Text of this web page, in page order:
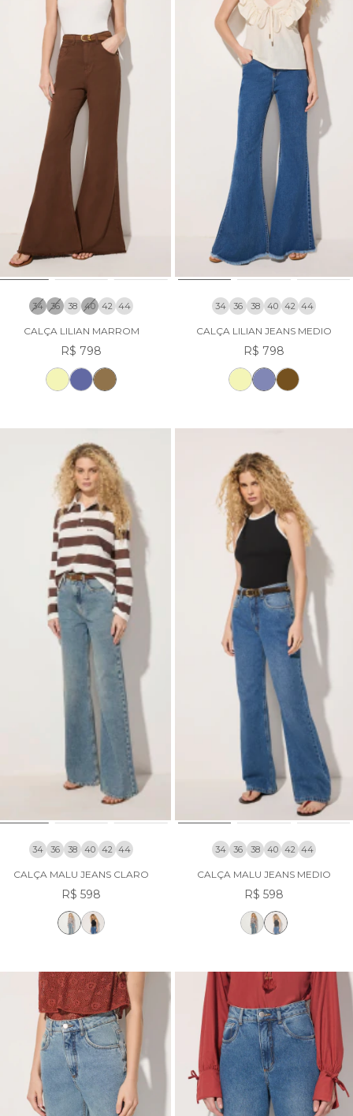
34 36 38 40 42 44
CALÇA LILIAN MARROM
R$ 798
34 36 38 40 42 44
CALÇA LILIAN JEANS MEDIO
R$ 798
34 36 38 40 42 44
CALÇA MALU JEANS CLARO
R$ 598
34 36 38 40 42 44
CALÇA MALU JEANS MEDIO
R$ 598